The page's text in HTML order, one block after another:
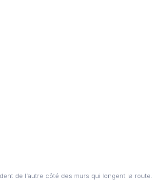
de l’autre côté des murs qui longent la route.